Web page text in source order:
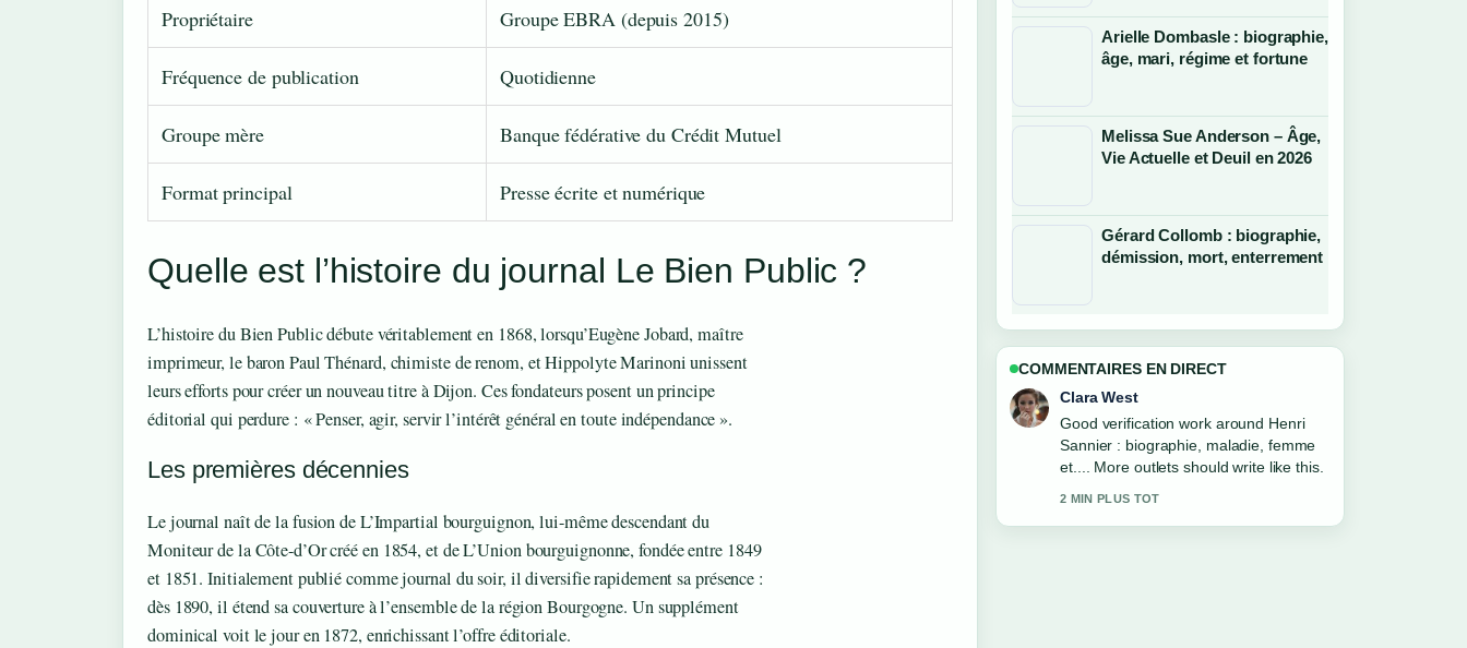
Propriétaire Groupe EBRA (depuis 2015)
Fréquence de publication Quotidienne
Groupe mère Banque fédérative du Crédit Mutuel
Format principal Presse écrite et numérique
Quelle est l’histoire du journal Le Bien Public ?
L’histoire du Bien Public débute véritablement en 1868, lorsqu’Eugène Jobard, maître
imprimeur, le baron Paul Thénard, chimiste de renom, et Hippolyte Marinoni unissent
leurs efforts pour créer un nouveau titre à Dijon. Ces fondateurs posent un principe
éditorial qui perdure : « Penser, agir, servir l’intérêt général en toute indépendance ».
Les premières décennies
Le journal naît de la fusion de L’Impartial bourguignon, lui-même descendant du
Moniteur de la Côte-d’Or créé en 1854, et de L’Union bourguignonne, fondée entre 1849
et 1851. Initialement publié comme journal du soir, il diversifie rapidement sa présence :
dès 1890, il étend sa couverture à l’ensemble de la région Bourgogne. Un supplément
dominical voit le jour en 1872, enrichissant l’offre éditoriale.
Arielle Dombasle : biographie,
âge, mari, régime et fortune
Melissa Sue Anderson – Âge,
Vie Actuelle et Deuil en 2026
Gérard Collomb : biographie,
démission, mort, enterrement
COMMENTAIRES EN DIRECT
Marco Leone
Strong breakdown on Johnny
Weissmuller : records, films Tarzan,
épouses.... This is the clearest